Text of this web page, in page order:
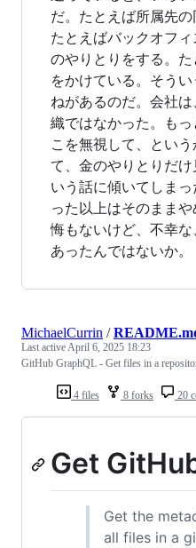
だ。たとえば所属先の
たとえばバックオフ
のやりとりをする。
をかけている。そう
ねがあるのだ。会社
織ではなかった。も
こを無視して、とい
て、金のやりとりだ
いう話に傾いてしま
った以上はそのまま
悔もないけど、不幸
あったんではないか。
4 files 8 forks 20
MichaelCurrin /
Last activeApril 6, 2025 18:23
GitHub GraphQL - Get files in a
Get
Get the
all files in a